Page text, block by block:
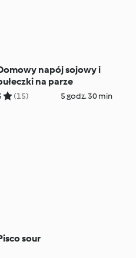
napój sojowy i
na parze
(15) 5 godz. 30 min
sour